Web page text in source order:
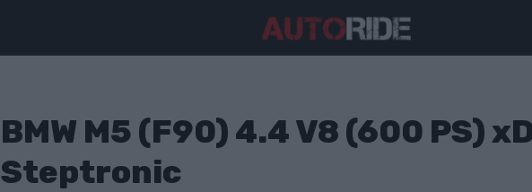
BMW M5 (F90) 4.4 V8 (600 PS)
Steptronic